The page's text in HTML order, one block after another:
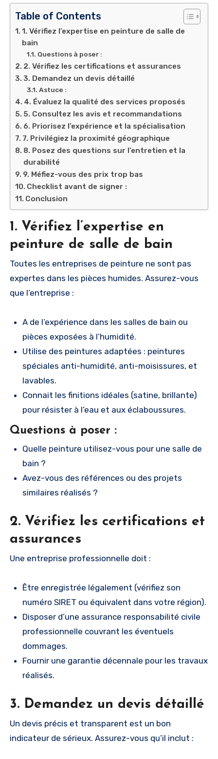
Table of Contents
1. Vérifiez l’expertise en peinture de salle de
bain
Questions à poser :
2. Vérifiez les certifications et assurances
3. Demandez un devis détaillé
Astuce :
4. Évaluez la qualité des services proposés
5. Consultez les avis et recommandations
6. Priorisez l’expérience et la spécialisation
7. Privilégiez la proximité géographique
8. Posez des questions sur l’entretien et la
durabilité
9. Méfiez-vous des prix trop bas
Checklist avant de signer :
Conclusion
1. Vérifiez l’expertise en
peinture de salle de bain
Toutes les entreprises de peinture ne sont pas
expertes dans les pièces humides. Assurez-vous
que l’entreprise :
A de l’expérience dans les salles de bain ou
pièces exposées à l’humidité.
Utilise des peintures adaptées : peintures
spéciales anti-humidité, anti-moisissures, et
lavables.
Connait les finitions idéales (satine, brillante)
pour résister à l’eau et aux éclaboussures.
Questions à poser :
Quelle peinture utilisez-vous pour une salle de
bain ?
Avez-vous des références ou des projets
similaires réalisés ?
2. Vérifiez les certifications et
assurances
Une entreprise professionnelle doit :
Être enregistrée légalement (vérifiez son
numéro SIRET ou équivalent dans votre région).
Disposer d’une assurance responsabilité civile
professionnelle couvrant les éventuels
dommages.
Fournir une garantie décennale pour les travaux
réalisés.
3. Demandez un devis détaillé
Un devis précis et transparent est un bon
indicateur de sérieux. Assurez-vous qu’il inclut :